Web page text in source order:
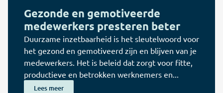
Gezonde en gemotiveerde
medewerkers presteren beter
Duurzame inzetbaarheid is het sleutelwoord voor
het gezond en gemotiveerd zijn en blijven van je
medewerkers. Het is beleid dat zorgt voor fitte,
productieve en betrokken werknemers en...
Lees meer